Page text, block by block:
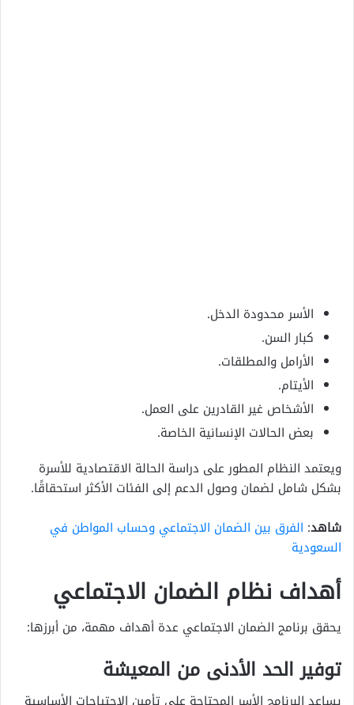
الأسر محدودة الدخل.
كبار السن.
الأرامل والمطلقات.
الأيتام.
الأشخاص غير القادرين على العمل.
بعض الحالات الإنسانية الخاصة.
ويعتمد النظام المطور على دراسة الحالة الاقتصادية للأسرة
بشكل شامل لضمان وصول الدعم إلى الفئات الأكثر استحقاقًا.
شاهد: الفرق بين الضمان الاجتماعي وحساب المواطن في
السعودية
أهداف نظام الضمان الاجتماعي
يحقق برنامج الضمان الاجتماعي عدة أهداف مهمة، من أبرزها:
توفير الحد الأدنى من المعيشة